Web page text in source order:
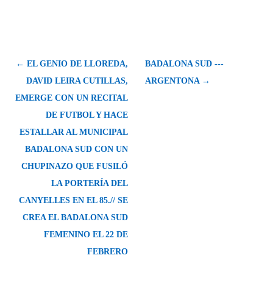
← EL GENIO DE LLOREDA,
DAVID LEIRA CUTILLAS,
EMERGE CON UN RECITAL
DE FUTBOL Y HACE
ESTALLAR AL MUNICIPAL
BADALONA SUD CON UN
CHUPINAZO QUE FUSILÓ
LA PORTERÍA DEL
CANYELLES EN EL 85.// SE
CREA EL BADALONA SUD
FEMENINO EL 22 DE
FEBRERO
BADALONA SUD ---
ARGENTONA →